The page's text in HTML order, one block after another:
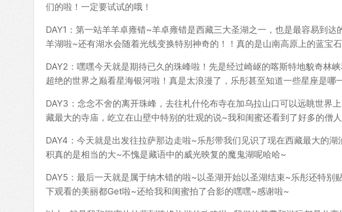
们的啦！一定要试试的哦！
DAY1：第一站羊羊卓雍错~羊卓雍错是西藏三大圣湖之一，也是最容易到
羊湖啦~还有湖水会随着光线变换特别神奇的！！真的是山南高原上的蓝宝
DAY2：嘿嘿今天就是期待已久的珠峰啦！先是经过崎岖的喀斯特地貌奇林
超绝的世界之巅看星海银河啦！真是太浪漫了，乐彤甚至知道一些星座是哪
DAY3：念念不舍的离开珠峰，去往札什伦布寺在加乌拉山口可以远眺世界
藏最大的寺庙，屹立在山壁中特别的壮观的说~我和闺蜜还看到了好多的僧
DAY4：今天就是出发往拉萨那边走啦~乐彤带我们见识了现在西藏最大的
积真的是相当的大~不愧是藏语中的威光映复的魔鬼湖呢哈哈~
DAY5：最后一天就是属于纳木错的啦~以圣湖开始以圣湖结束~乐彤还特别
下观看的美丽都Get啦~还给我和闺蜜拍了合影的嘿嘿~感谢啦~